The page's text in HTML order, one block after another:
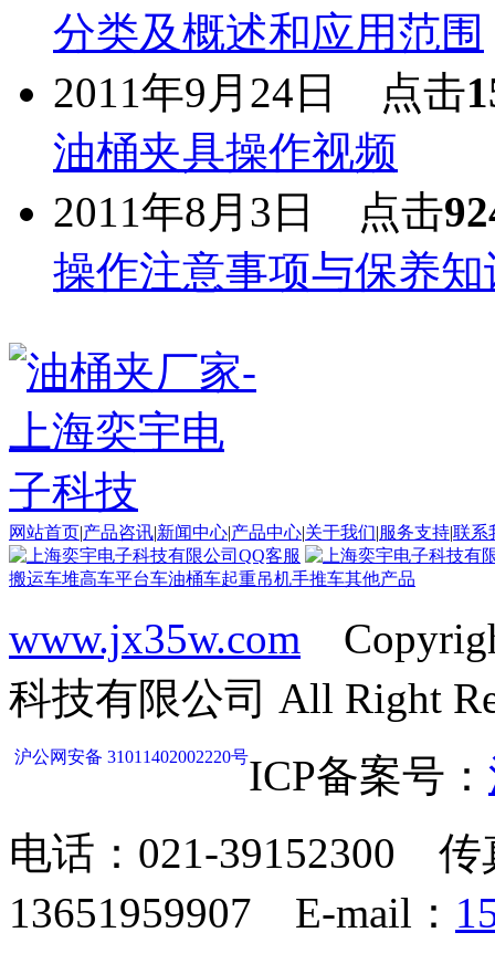
分类及概述和应用范围
2011年9月24日 点击
油桶夹具操作视频
2011年8月3日 点击
操作注意事项与保养知
网站首页|产品咨讯|新闻中心|产品中心|关于我们|服务支持|联系
搬运车堆高车平台车油桶车起重吊机手推车其他产品
www.jx35w.com
科技有限公司 All Right
沪公网安备 31011402002220号ICP备案号：
电话：021-39152300
13651959907 E-mail：